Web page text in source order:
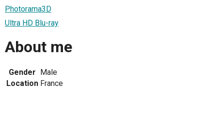
Photorama3D
Ultra HD Blu-ray
About me
Gender
Male
Location France